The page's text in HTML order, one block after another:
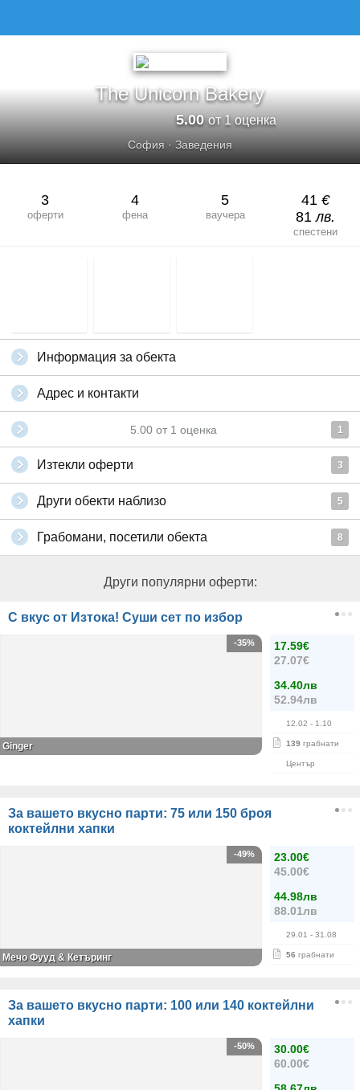
The Unicorn Bakery
5.00от 1 оценка
София · Заведения
3
оферти
4
фена
5
ваучера
41 €
81лв.
спестени
Информация за обекта
Адрес и контакти
5.00 от 1 оценка 1
Изтекли оферти 3
Други обекти наблизо 5
Грабомани, посетили обекта 8
Други популярни оферти:
С вкус от Изтока! Суши сет по избор
17.59€
27.07€
34.40лв
52.94лв
12.02 - 1.10
139 грабнати
Център
-35%
Ginger
За вашето вкусно парти: 75 или 150 броя
коктейлни хапки
23.00€
45.00€
44.98лв
88.01лв
29.01 - 31.08
56 грабнати
-49%
Мечо Фууд & Кетъринг
За вашето вкусно парти: 100 или 140 коктейлни
хапки
30.00€
60.00€
-50%